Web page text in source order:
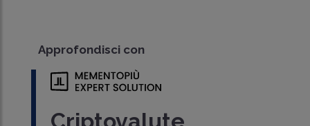
Approfondisci con
Criptovalute